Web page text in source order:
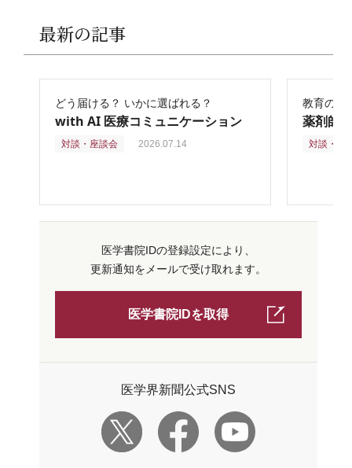
最新の記事
どう届ける？ いかに選ばれる？
with AI 医療コミュニケーション
対談・座談会 2026.07.14
教育の再
薬剤師
対談・座
医学書院IDの登録設定により、
更新通知をメールで受け取れます。
医学書院IDを取得
医学界新聞公式SNS